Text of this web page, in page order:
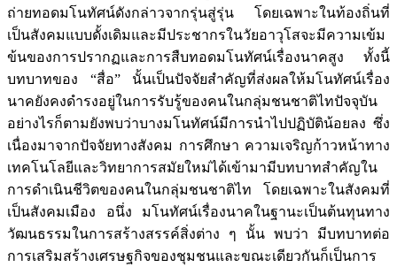
ถ่ายทอดมโนทัศน์ดังกล่าวจากรุ่นสู่รุ่น โดยเฉพาะในท้องถิ่นที่
เป็นสังคมแบบดั้งเดิมและมีประชากรในวัยอาวุโสจะมีความเข้ม
ข้นของการปรากฏและการสืบทอดมโนทัศน์เรื่องนาคสูง ทั้งนี้
บทบาทของ “สื่อ” นั้นเป็นปัจจัยสำคัญที่ส่งผลให้มโนทัศน์เรื่อง
นาคยังคงดำรงอยู่ในการรับรู้ของคนในกลุ่มชนชาติไทปัจจุบัน
อย่างไรก็ตามยังพบว่าบางมโนทัศน์มีการนำไปปฏิบัติน้อยลง ซึ่ง
เนื่องมาจากปัจจัยทางสังคม การศึกษา ความเจริญก้าวหน้าทาง
เทคโนโลยีและวิทยาการสมัยใหม่ได้เข้ามามีบทบาทสำคัญใน
การดำเนินชีวิตของคนในกลุ่มชนชาติไท โดยเฉพาะในสังคมที่
เป็นสังคมเมือง อนึ่ง มโนทัศน์เรื่องนาคในฐานะเป็นต้นทุนทาง
วัฒนธรรมในการสร้างสรรค์สิ่งต่าง ๆ นั้น พบว่า มีบทบาทต่อ
การเสริมสร้างเศรษฐกิจของชุมชนและขณะเดียวกันก็เป็นการ